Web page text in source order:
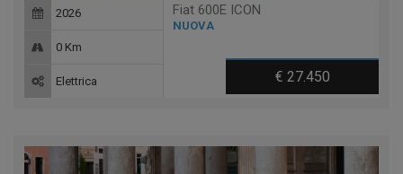
Fiat 600E ICON
NUOVA
€ 27.450
2026
0 Km
Elettrica